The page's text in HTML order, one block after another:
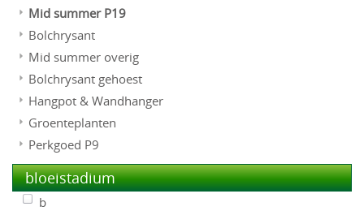
Mid summer P19
Bolchrysant
Mid summer overig
Bolchrysant gehoest
Hangpot & Wandhanger
Groenteplanten
Perkgoed P9
bloeistadium
b